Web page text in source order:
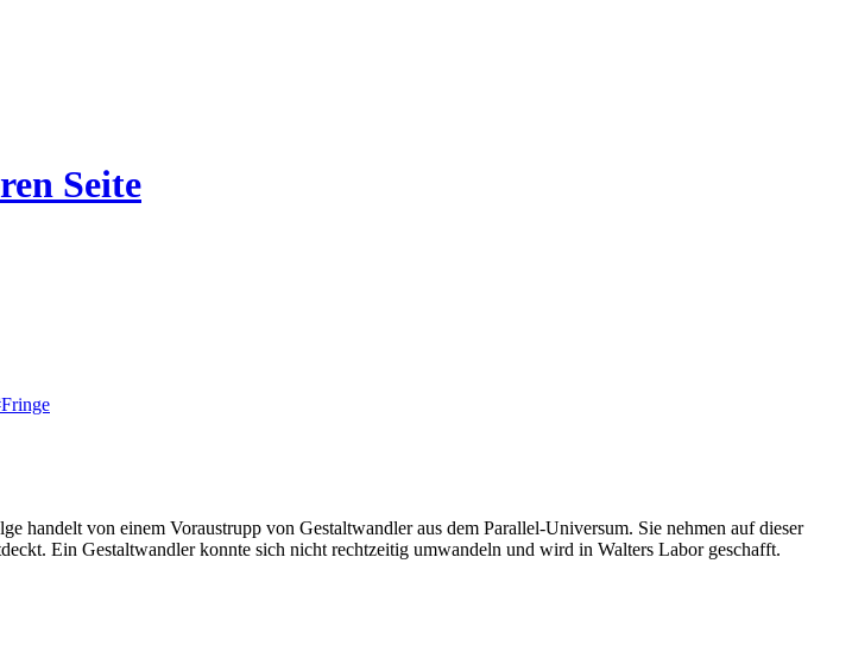
Seite
von einem Voraustrupp von Gestaltwandler aus dem Parallel-Universum. Sie nehmen auf dieser
Ein Gestaltwandler konnte sich nicht rechtzeitig umwandeln und wird in Walters Labor geschafft.